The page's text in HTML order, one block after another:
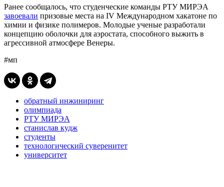
Ранее сообщалось, что студенческие команды РТУ МИРЭА
завоевали призовые места на IV Международном хакатоне по
химии и физике полимеров. Молодые ученые разработали
концепцию оболочки для аэростата, способного выжить в
агрессивной атмосфере Венеры.
#мп
обратный инжиниринг
олимпиада
РТУ МИРЭА
станислав кудж
студенты
технологический суверенитет
университет